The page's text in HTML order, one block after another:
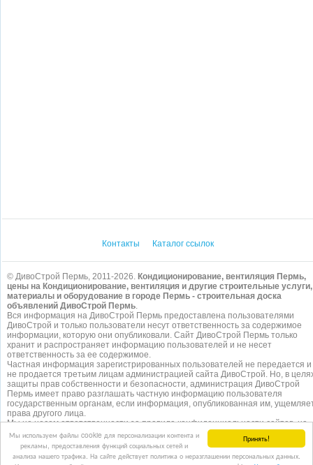
Принять!
Мы используем файлы cookie для персонализации контента и
рекламы, предоставления функций социальных сетей и
анализа нашего трафика. На сайте действует политика о неразглашении персональных данных.
Контакты Каталог ссылок
© ДивоСтрой Пермь, 2011-2026. Кондиционирование, вентиляция Пермь,
цены на Кондиционирование, вентиляция и другие строительные услуги,
материалы и оборудование в городе Пермь - строительная доска
объявлений ДивоСтрой Пермь.
Вся информация на ДивоСтрой Пермь предоставлена пользователями
ДивоСтрой и только пользователи несут ответственность за содержимое
информации, которую они опубликовали. Сайт ДивоСтрой Пермь только
хранит и распространяет информацию пользователей и не несет
ответственность за ее содержимое.
Частная информация зарегистрированных пользователей не передается и
не продается третьим лицам администрацией сайта ДивоСтрой. Но, в
защиты прав собственности и безопасности, администрация ДивоСтрой
Пермь имеет право разглашать частную информацию пользователя
государственным органам, если информация, опубликованная им,
права другого лица.
Мы не несем ответственности за правила конфиденциальности сайтов, на
которые ссылается ДивоСтрой. На некоторых страницах нашего
представлена реклама Google Adsense Advertising Network. Чтобы узнать
подробней о правилах конфиденциальности Google